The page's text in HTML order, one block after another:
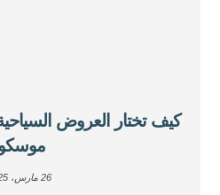
كيف تختار العروض
26 مارس، 2025